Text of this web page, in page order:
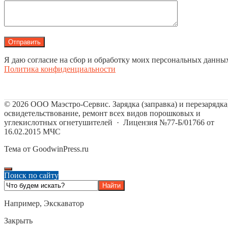
Я даю согласие на сбор и обработку моих персональных
Политика конфиденциальности
© 2026 ООО Маэстро-Сервис. Зарядка (заправка) и
освидетельствование, ремонт всех видов порошковых и
углекислотных огнетушителей · Лицензия №77-Б/01766 от
16.02.2015 МЧС
Тема от GoodwinPress.ru
Поиск по сайту
Например, Экскаватор
Закрыть